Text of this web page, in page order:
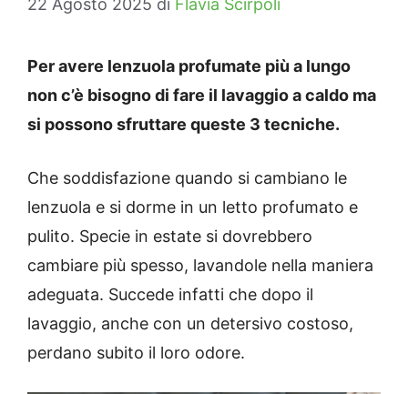
22 Agosto 2025 di Flavia Scirpoli
Per avere lenzuola profumate più a lungo
non c’è bisogno di fare il lavaggio a caldo ma
si possono sfruttare queste 3 tecniche.
Che soddisfazione quando si cambiano le
lenzuola e si dorme in un letto profumato e
pulito. Specie in estate si dovrebbero
cambiare più spesso, lavandole nella maniera
adeguata. Succede infatti che dopo il
lavaggio, anche con un detersivo costoso,
perdano subito il loro odore.